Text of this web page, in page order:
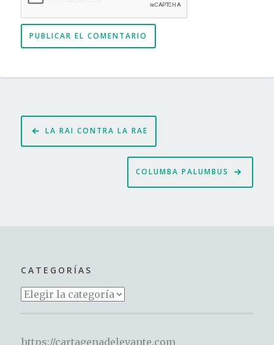
Navegación
de
LA RAI CONTRA LA RAE
COLUMBA PALUMBUS
CATEGORÍAS
Categorías
https://cartagenadelevante.com